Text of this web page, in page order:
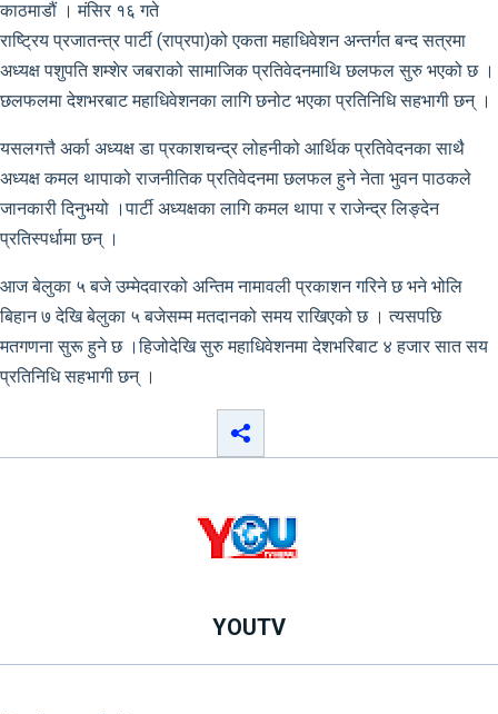
काठमाडौं । मंसिर १६ गते
राष्ट्रिय प्रजातन्त्र पार्टी (राप्रपा)को एकता महाधिवेशन अन्तर्गत बन्द सत्रमा
अध्यक्ष पशुपति शम्शेर जबराको सामाजिक प्रतिवेदनमाथि छलफल सुरु भएको छ ।
छलफलमा देशभरबाट महाधिवेशनका लागि छनोट भएका प्रतिनिधि सहभागी छन् ।
यसलगत्तै अर्का अध्यक्ष डा प्रकाशचन्द्र लोहनीको आर्थिक प्रतिवेदनका साथै
अध्यक्ष कमल थापाको राजनीतिक प्रतिवेदनमा छलफल हुने नेता भुवन पाठकले
जानकारी दिनुभयो ।पार्टी अध्यक्षका लागि कमल थापा र राजेन्द्र लिङ्देन
प्रतिस्पर्धामा छन् ।
आज बेलुका ५ बजे उम्मेदवारको अन्तिम नामावली प्रकाशन गरिने छ भने भोलि
बिहान ७ देखि बेलुका ५ बजेसम्म मतदानको समय राखिएको छ । त्यसपछि
मतगणना सुरू हुने छ ।हिजोदेखि सुरु महाधिवेशनमा देशभरिबाट ४ हजार सात सय
प्रतिनिधि सहभागी छन् ।
YOUTV